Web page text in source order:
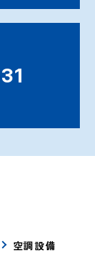
空調設備